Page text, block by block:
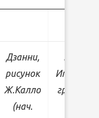
Дзанни,
рисунок
Ж.Калло
(нач.
гравюра